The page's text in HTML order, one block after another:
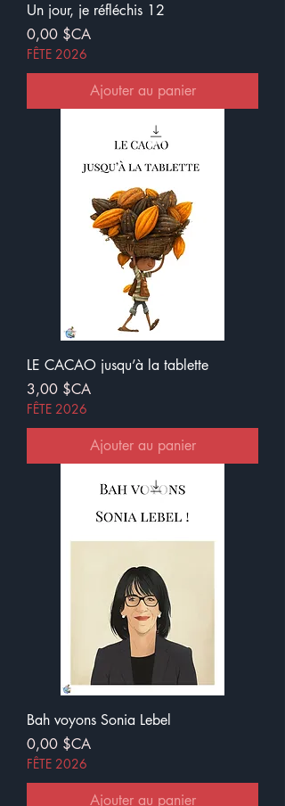
Un jour, je réfléchis 12
Prix
0,00 $CA
FÊTE 2026
Ajouter au panier
LE CACAO jusqu’à la tablette
Prix
3,00 $CA
FÊTE 2026
Ajouter au panier
Bah voyons Sonia Lebel
Prix
0,00 $CA
FÊTE 2026
Ajouter au panier